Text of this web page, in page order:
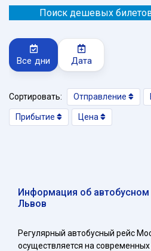
Поиск дешевых
Все дни Дата
Сортировать: Отправление
Прибытие Цена
Информация об
Львов
Регулярный автобусный рейс
осуществляется на